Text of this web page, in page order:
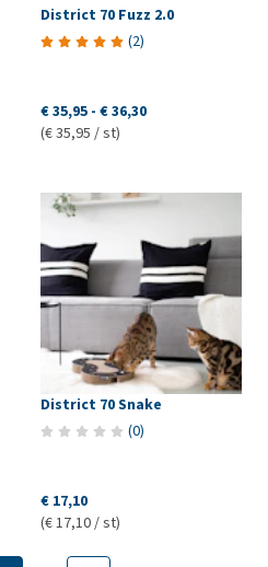
District 70 Fuzz 2.0
(2)
€ 35,95 - € 36,30
(€ 35,95 / st)
District 70 Snake
(0)
€ 17,10
(€ 17,10 / st)